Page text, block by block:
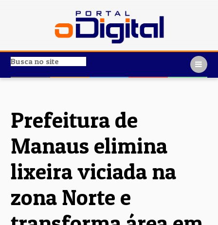
Prefeitura de
Manaus elimina
lixeira viciada na
zona Norte e